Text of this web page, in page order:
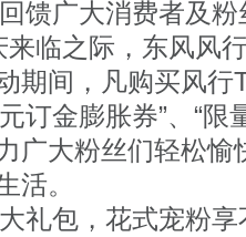
馈广大消费者及
来临之际，东风风
期间，凡购买风行
订金膨胀券”、“
广大粉丝们轻松
活。
礼包，花式宠粉享